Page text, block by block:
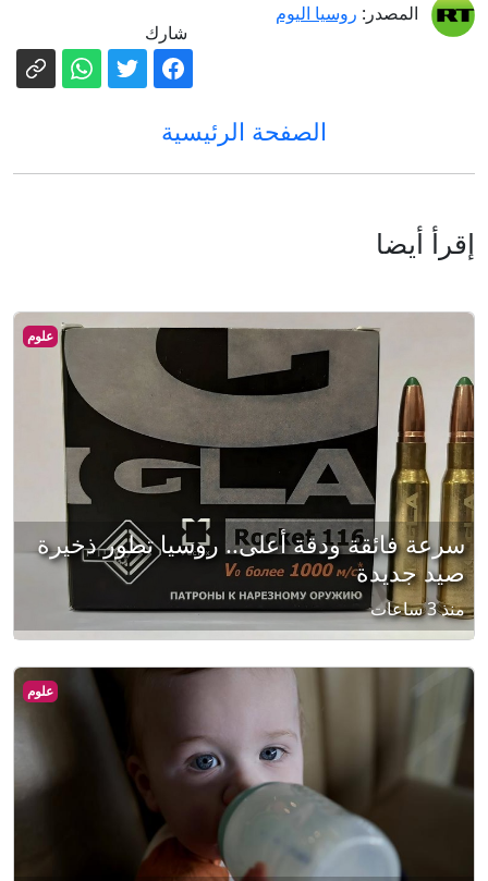
المصدر: روسيا اليوم
شارك
الصفحة الرئيسية
إقرأ أيضا
علوم
سرعة فائقة ودقة أعلى.. روسيا تطور ذخيرة
صيد جديدة
منذ 3 ساعات
علوم